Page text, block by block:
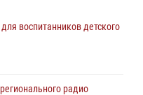
воспитанников детского
радио